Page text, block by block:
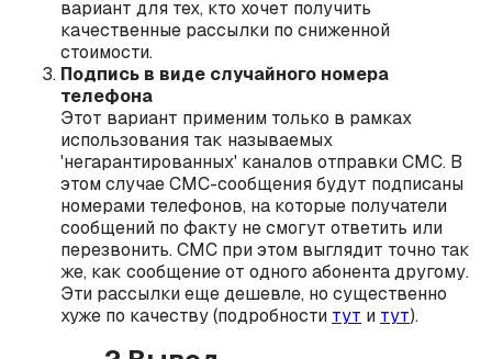
вариант для тех, кто хочет получить
качественные рассылки по сниженной
стоимости.
Подпись в виде случайного номера
телефона
Этот вариант применим только в рамках
использования так называемых
'негарантированных' каналов отправки СМС. В
этом случае СМС-сообщения будут подписаны
номерами телефонов, на которые получатели
сообщений по факту не смогут ответить или
перезвонить. СМС при этом выглядит точно так
же, как сообщение от одного абонента другому.
Эти рассылки еще дешевле, но существенно
хуже по качеству (подробности тут и тут).